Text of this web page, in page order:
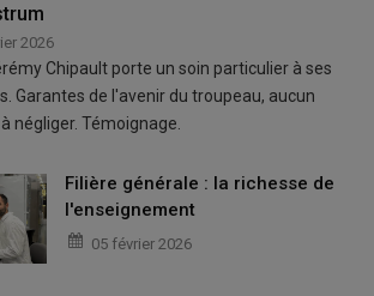
2026
Chipault porte un soin particulier à ses
Garantes de l'avenir du troupeau, aucun
négliger. Témoignage.
Filière générale : la richesse de
l'enseignement
05 février 2026